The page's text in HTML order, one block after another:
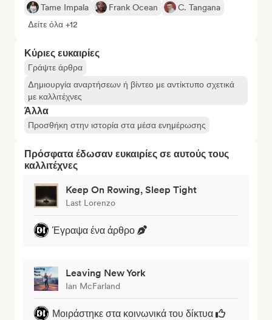
Tame Impala
Frank Ocean
C. Tangana
Δείτε όλα +12
Κύριες ευκαιρίες
Γράψτε άρθρα
Δημιουργία αναρτήσεων ή βίντεο με αντίκτυπο σχετικά
με καλλιτέχνες
Άλλα
Προσθήκη στην ιστορία στα μέσα ενημέρωσης
Πρόσφατα έδωσαν ευκαιρίες σε αυτούς τους
καλλιτέχνες
Keep On Rowing, Sleep Tight
Last Lorenzo
Έγραψα ένα άρθρο
Leaving New York
Ian McFarland
Μοιράστηκε στα κοινωνικά του δίκτυα